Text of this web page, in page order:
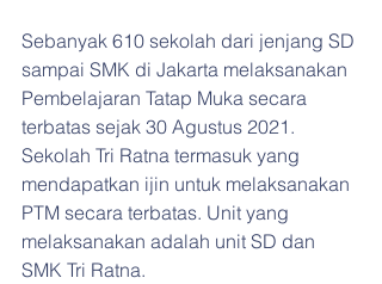
Sebanyak 610 sekolah dari jenjang SD
sampai SMK di Jakarta melaksanakan
Pembelajaran Tatap Muka secara
terbatas sejak 30 Agustus 2021.
Sekolah Tri Ratna termasuk yang
mendapatkan ijin untuk melaksanakan
PTM secara terbatas. Unit yang
melaksanakan adalah unit SD dan
SMK Tri Ratna.